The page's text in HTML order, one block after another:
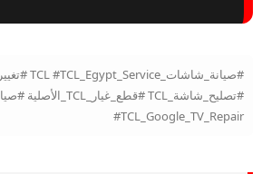
#TCL_Google_TV_Repair